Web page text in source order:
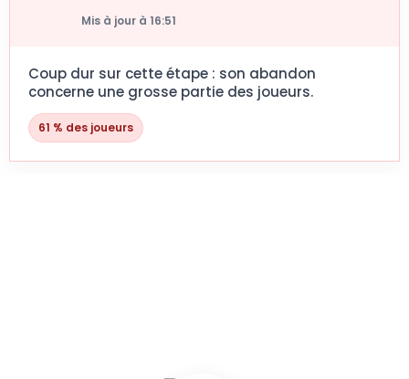
Mis à jour à 16:51
Coup dur sur cette étape : son abandon
concerne une grosse partie des joueurs.
61 % des joueurs